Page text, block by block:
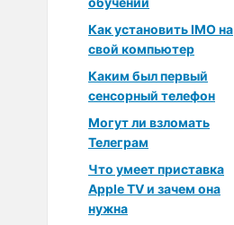
Как установить IMO на
свой компьютер
Каким был первый
сенсорный телефон
Могут ли взломать
Телеграм
Что умеет приставка
Apple TV и зачем она
нужна